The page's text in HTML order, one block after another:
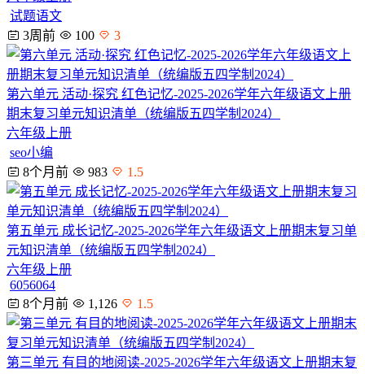
试题语文
3周前
100 3
第六单元 活动·探究 红色记忆-2025-2026学年六年级语文上册
期末复习单元知识清单（统编版五四学制2024）
六年级上册
seo小编
8个月前
983 1.5
第五单元 成长记忆-2025-2026学年六年级语文上册期末复习单
元知识清单（统编版五四学制2024）
六年级上册
6056064
8个月前
1,126 1.5
第三单元 有目的地阅读-2025-2026学年六年级语文上册期末复